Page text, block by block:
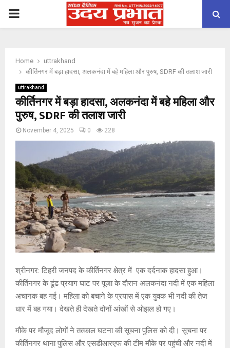
PRIMARY
Home
uttrakhand
कीर्तिनगर में बड़ा हादसा, अलकनंदा में बहे महिला और पुरुष, SDRF की तलाश जारी
uttrakhand
कीर्तिनगर में बड़ा हादसा, अलकनंदा में बहे महिला और
पुरुष, SDRF की तलाश जारी
November 4, 2025 0 228
श्रीनगर: टिहरी जनपद के कीर्तिनगर क्षेत्र में एक दर्दनाक हादसा हुआ।
कीर्तिनगर के ढूंढ प्रयाग घाट पर पूजा के दौरान अलकनंदा नदी में एक महिला
अचानक बह गई। महिला को बचाने के प्रयास में एक युवक भी नदी की तेज
धार में बह गया। देखते ही देखते दोनों आंखों से ओझल हो गए।
मौके पर मौजूद लोगों ने तत्काल घटना की सूचना पुलिस को दी। सूचना पर
कीर्तिनगर थाना पुलिस और एसडीआरएफ की टीम मौके पर पहुंची और नदी में